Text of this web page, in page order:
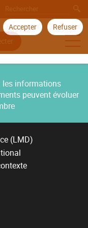
Accepter Refuser
les informations
peuvent évoluer
(LMD)